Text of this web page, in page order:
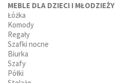
MEBLE DLA DZIECI I MŁODZIEŻY
Łóżka
Komody
Regały
Szafki nocne
Biurka
Szafy
Półki